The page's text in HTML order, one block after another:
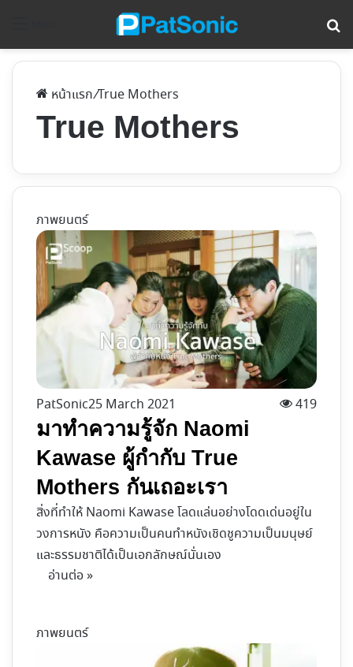
หน้าแรก/True Mothers
True Mothers
ภาพยนตร์
PatSonic25 March 2021 419
มาทำความรู้จัก Naomi
Kawase ผู้กำกับ True
Mothers กันเถอะเรา
สิ่งที่ทำให้ Naomi Kawase โลดแล่นอย่างโดดเด่นอยู่ใน
วงการหนัง คือความเป็นคนทำหนังเชิดชูความเป็นมนุษย์
และธรรมชาติได้เป็นเอกลักษณ์นั่นเอง
อ่านต่อ »
ภาพยนตร์